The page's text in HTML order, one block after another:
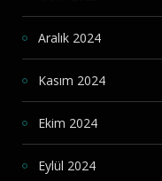
Aralık 2024
Kasım 2024
Ekim 2024
Eylül 2024